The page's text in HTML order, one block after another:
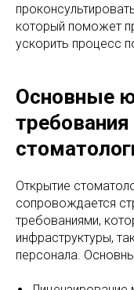
который поможет
ускорить процесс
Основные
требования
Открытие
сопровождается
требованиями,
инфраструктуры,
персонала.